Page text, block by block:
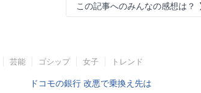
この記事へのみんなの感想は？
芸能 ゴシップ 女子 トレンド
ドコモの銀行 改悪で乗換え先は